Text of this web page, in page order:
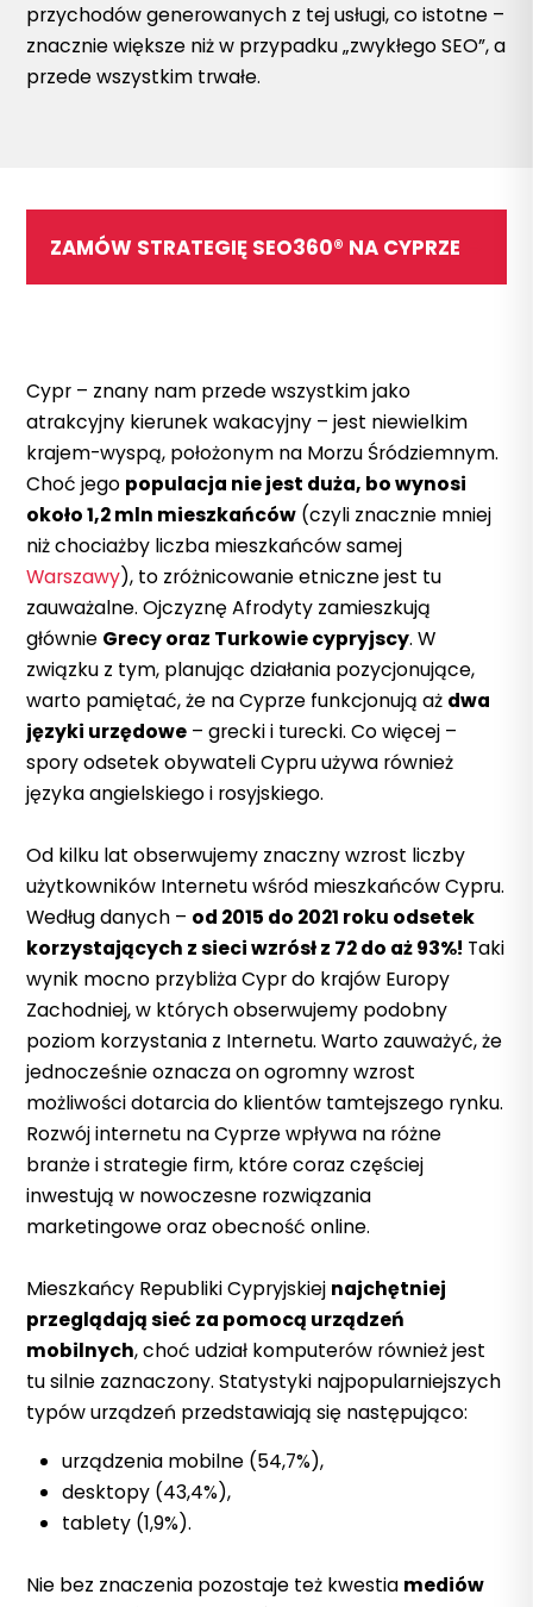
przychodów generowanych z tej usługi, co istotne –
znacznie większe niż w przypadku „zwykłego SEO”, a
przede wszystkim trwałe.
ZAMÓW STRATEGIĘ SEO360® NA CYPRZE
Cypr – znany nam przede wszystkim jako
atrakcyjny kierunek wakacyjny – jest niewielkim
krajem-wyspą, położonym na Morzu Śródziemnym.
Choć jego populacja nie jest duża, bo wynosi
około 1,2 mln mieszkańców (czyli znacznie mniej
niż chociażby liczba mieszkańców samej
Warszawy), to zróżnicowanie etniczne jest tu
zauważalne. Ojczyznę Afrodyty zamieszkują
głównie Grecy oraz Turkowie cypryjscy. W
związku z tym, planując działania pozycjonujące,
warto pamiętać, że na Cyprze funkcjonują aż dwa
języki urzędowe – grecki i turecki. Co więcej –
spory odsetek obywateli Cypru używa również
języka angielskiego i rosyjskiego.
Od kilku lat obserwujemy znaczny wzrost liczby
użytkowników Internetu wśród mieszkańców Cypru.
Według danych – od 2015 do 2021 roku odsetek
korzystających z sieci wzrósł z 72 do aż 93%! Taki
wynik mocno przybliża Cypr do krajów Europy
Zachodniej, w których obserwujemy podobny
poziom korzystania z Internetu. Warto zauważyć, że
jednocześnie oznacza on ogromny wzrost
możliwości dotarcia do klientów tamtejszego rynku.
Rozwój internetu na Cyprze wpływa na różne
branże i strategie firm, które coraz częściej
inwestują w nowoczesne rozwiązania
marketingowe oraz obecność online.
Mieszkańcy Republiki Cypryjskiej najchętniej
przeglądają sieć za pomocą urządzeń
mobilnych, choć udział komputerów również jest
tu silnie zaznaczony. Statystyki najpopularniejszych
typów urządzeń przedstawiają się następująco:
urządzenia mobilne (54,7%),
desktopy (43,4%),
tablety (1,9%).
Nie bez znaczenia pozostaje też kwestia mediów